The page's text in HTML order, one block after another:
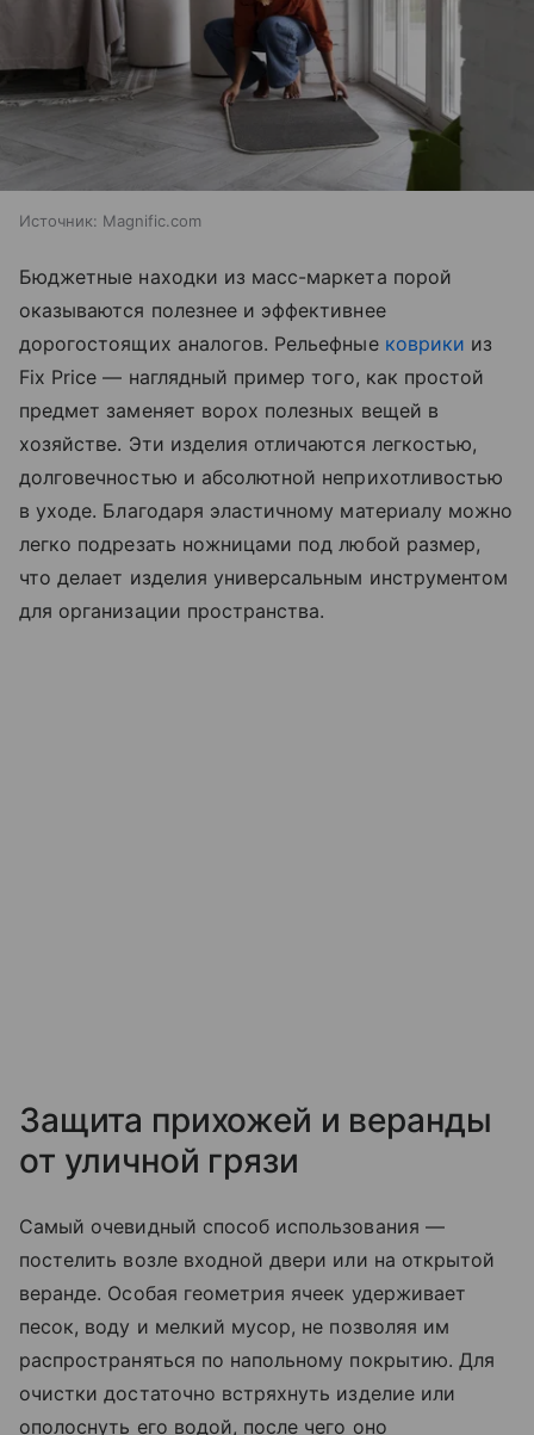
Источник: Magnific.com
Бюджетные находки из масс-маркета порой
оказываются полезнее и эффективнее
дорогостоящих аналогов. Рельефные коврики из
Fix Price — наглядный пример того, как простой
предмет заменяет ворох полезных вещей в
хозяйстве. Эти изделия отличаются легкостью,
долговечностью и абсолютной неприхотливостью
в уходе. Благодаря эластичному материалу можно
легко подрезать ножницами под любой размер,
что делает изделия универсальным инструментом
для организации пространства.
Защита прихожей и веранды
от уличной грязи
Самый очевидный способ использования —
постелить возле входной двери или на открытой
веранде. Особая геометрия ячеек удерживает
песок, воду и мелкий мусор, не позволяя им
распространяться по напольному покрытию. Для
очистки достаточно встряхнуть изделие или
ополоснуть его водой, после чего оно